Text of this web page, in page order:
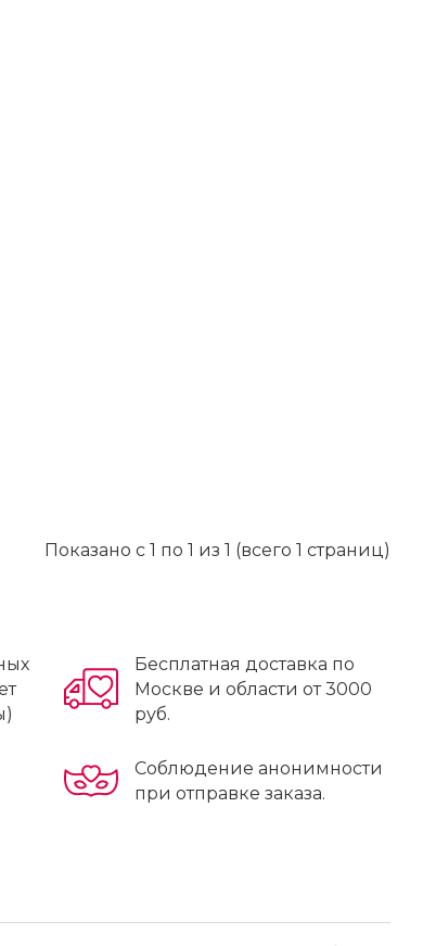
Показано с 1 по 1 из 1 (всего 1 страниц)
Бесплатная доставка по
Москве и области от 3000
руб.
Соблюдение анонимности
при отправке заказа.